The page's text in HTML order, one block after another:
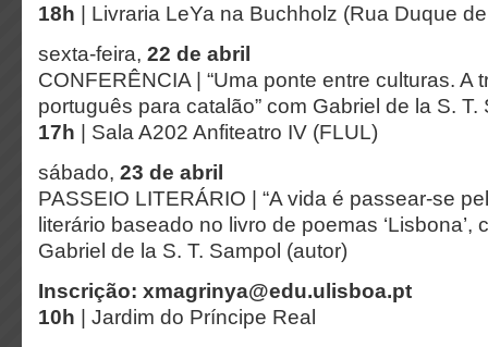
18h
| Livraria LeYa na Buchholz (Rua Duque
sexta-feira, 22 de abril
CONFERÊNCIA | “Uma ponte entre culturas. A
português para catalão” com Gabriel de la S. T.
17h
| Sala A202 Anfiteatro IV (FLUL)
sábado, 23 de abril
PASSEIO LITERÁRIO | “A vida é passear-se
literário baseado no livro de poemas ‘Lisbona’,
Gabriel de la S. T. Sampol (autor)
Inscrição: xmagrinya@edu.ulisboa.pt
10h | Jardim do Príncipe Real